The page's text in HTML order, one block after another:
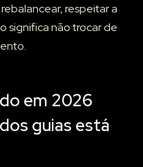
respeitar a
significa não trocar de
em 2026
guias está